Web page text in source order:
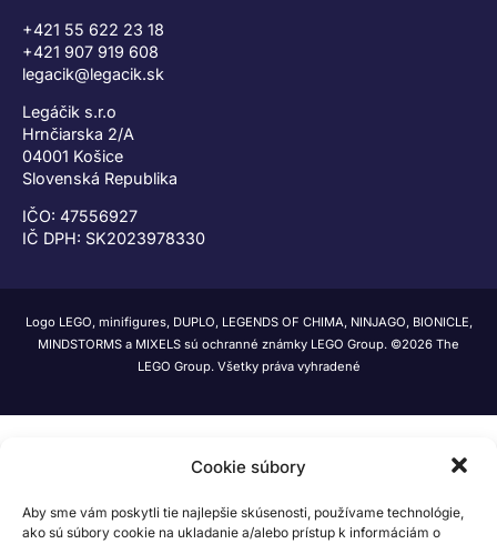
Cookie súbory
Aby sme vám poskytli tie najlepšie skúsenosti, používame technológie,
ako sú súbory cookie na ukladanie a/alebo prístup k informáciám o
+421 55 622 23 18
+421 907 919 608
legacik@legacik.sk
Legáčik s.r.o
Hrnčiarska 2/A
04001 Košice
Slovenská Republika
IČO: 47556927
IČ DPH: SK2023978330
Logo LEGO, minifigures, DUPLO, LEGENDS OF CHIMA, NINJAGO, BIONICLE,
MINDSTORMS a MIXELS sú ochranné známky LEGO Group. ©2026 The
LEGO Group. Všetky práva vyhradené